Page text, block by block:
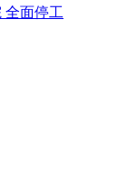
全面停工